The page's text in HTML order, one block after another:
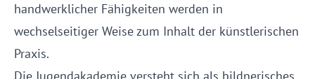
handwerklicher Fähigkeiten werden in
wechselseitiger Weise zum Inhalt der künstlerischen
Praxis.